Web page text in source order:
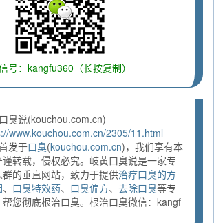
号：kangfu360（长按复制）
臭说(kouchou.com.cn)
www.kouchou.com.cn/2305/11.html
发于口臭(kouchou.com.cn)，我们享有本
转载，侵权必究。岐黄口臭说是一家专
的垂直网站，致力于提供治疗口臭的方
、 口臭特效药、 口臭偏方、 去除口臭等专
您彻底根治口臭。根治口臭微信：kangf